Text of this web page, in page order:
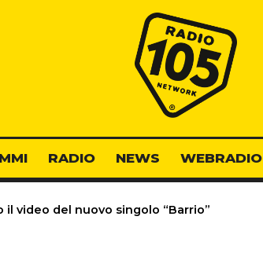
Radio 105
RADIO NEWS WEBRADIO
il video del nuovo singolo “Barrio”